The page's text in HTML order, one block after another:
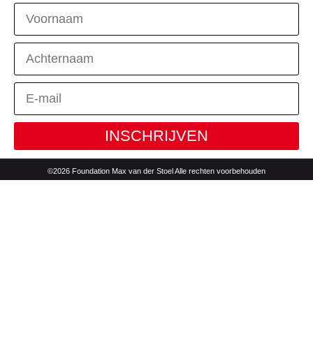
INSCHRIJVEN
©2026 Foundation Max van der Stoel Alle rechten voorbehouden